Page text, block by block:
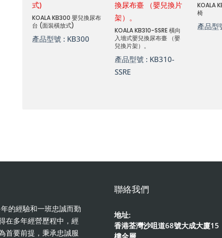
KOALA KB300 嬰兒換尿布
台 (面裝橫放式)
產品型號 : KB300
KOALA KB310-SSRE 橫向
入墻式嬰兒換尿布臺 （嬰
兒換片架）。
產品型號 : KB310-
SSRE
KOALA
椅
產品型
的經驗和一班忠誠而勤
在多年經營歷程中，經
首要前提，秉承忠誠服
聯絡我們
地址:
香港荃灣沙咀道68號大成大廈15